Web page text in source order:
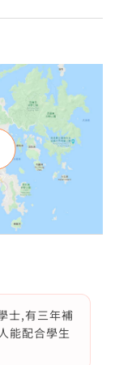
士,有三年補
能配合學生